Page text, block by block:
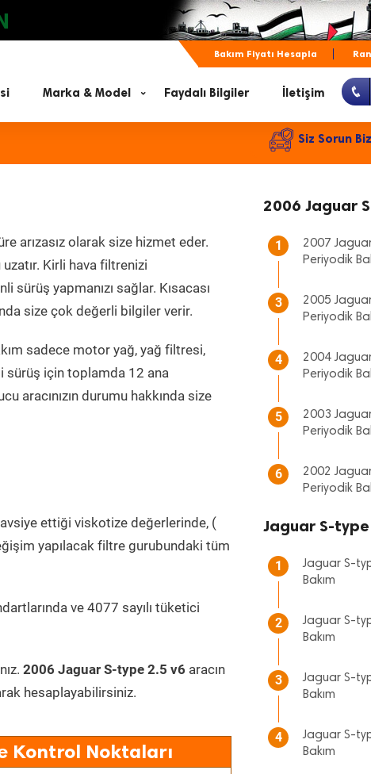
Bakım Fiyatı Hesapla
Marka & Model Faydalı Bilgiler İletişim
Siz Sorun
arızasız olarak size hizmet eder.
Kirli hava filtrenizi
sürüş yapmanızı sağlar. Kısacası
size çok değerli bilgiler verir.
sadece motor yağ, yağ filtresi,
sürüş için toplamda 12 ana
aracınızın durumu hakkında size
ettiği viskotize değerlerinde, (
yapılacak filtre gurubundaki tüm
ve 4077 sayılı tüketici
2006 Jaguar S-type 2.5 v6 aracın
hesaplayabilirsiniz.
Kontrol Noktaları
2006 Jaguar
1
2007
Periyodik
3
2005
Periyodik
4
2004
Periyodik
5
2003
Periyodik
6
2002
Periyodik
Jaguar S-
1
Jaguar S-
Bakım
2
Jaguar S-
Bakım
3
Jaguar S-
Bakım
4
Jaguar S-
Bakım